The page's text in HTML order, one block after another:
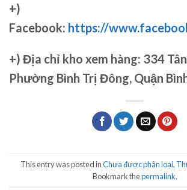
+)
Facebook: https://
+) Địa chỉ kho xem hàng: 334
Phường Bình Trị Đông, Quận
This entry was posted inChưa được phân loại,
Bookmark thepermalink.